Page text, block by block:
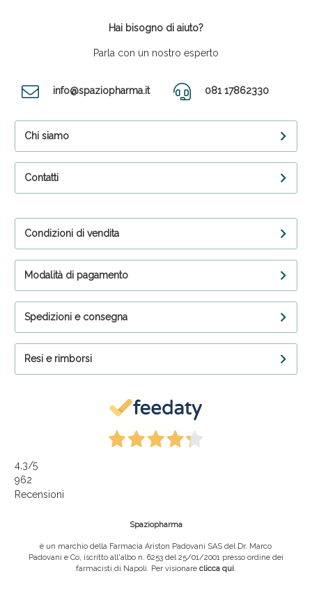
Hai bisogno di aiuto?
Parla con un nostro esperto
info@spaziopharma.it 081 17862330
Chi siamo
Contatti
Condizioni di vendita
Modalità di pagamento
Spedizioni e consegna
Resi e rimborsi
4,3/5
962
Recensioni
Spaziopharma
è un marchio della Farmacia Ariston Padovani SAS del Dr. Marco
Padovani e Co, iscritto all'albo n. 6253 del 25/01/2001 presso ordine dei
farmacisti di Napoli. Per visionare clicca qui.